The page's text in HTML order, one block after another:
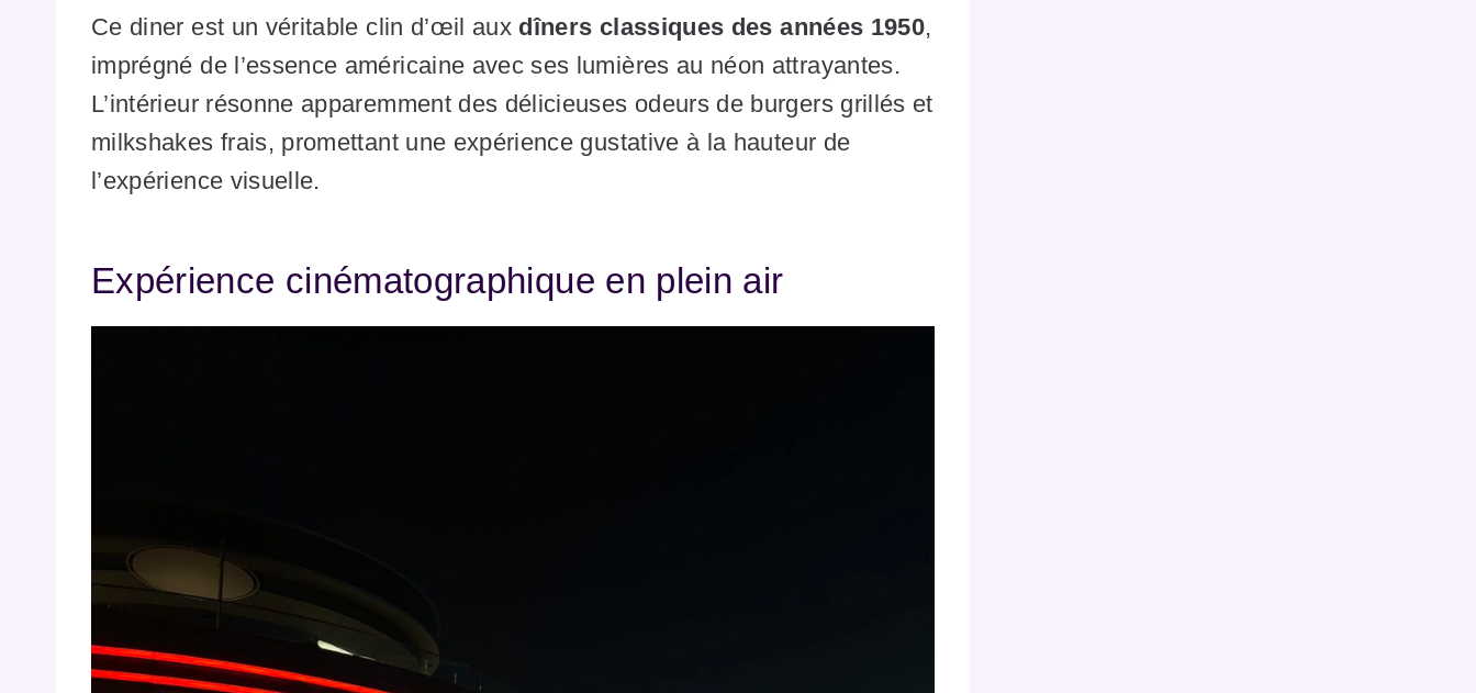
Ce diner est un véritable clin d’œil aux dîners classiques des années 1950,
imprégné de l’essence américaine avec ses lumières au néon attrayantes.
L’intérieur résonne apparemment des délicieuses odeurs de burgers grillés et
milkshakes frais, promettant une expérience gustative à la hauteur de
l’expérience visuelle.
Expérience cinématographique en plein air